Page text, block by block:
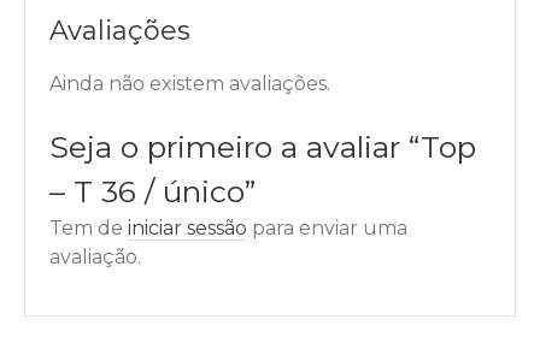
Avaliações
Ainda não existem avaliações.
Seja o primeiro a avaliar “Top
– T 36 / único”
Tem de iniciar sessão para enviar uma
avaliação.